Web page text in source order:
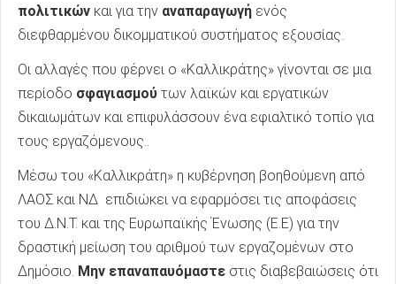
πολιτικών και για την αναπαραγωγή ενός
διεφθαρμένου δικομματικού συστήματος εξουσίας.
Οι αλλαγές που φέρνει ο «Καλλικράτης» γίνονται σε μια
περίοδο σφαγιασμού των λαϊκών και εργατικών
δικαιωμάτων και επιφυλάσσουν ένα εφιαλτικό τοπίο για
τους εργαζόμενους..
Μέσω του «Καλλικράτη» η κυβέρνηση βοηθούμενη από
ΛΑΟΣ και ΝΔ επιδιώκει να εφαρμόσει τις αποφάσεις
του Δ.Ν.Τ. και της Ευρωπαϊκής Ένωσης (Ε.Ε) για την
δραστική μείωση του αριθμού των εργαζομένων στο
Δημόσιο. Μην επαναπαυόμαστε στις διαβεβαιώσεις ότι